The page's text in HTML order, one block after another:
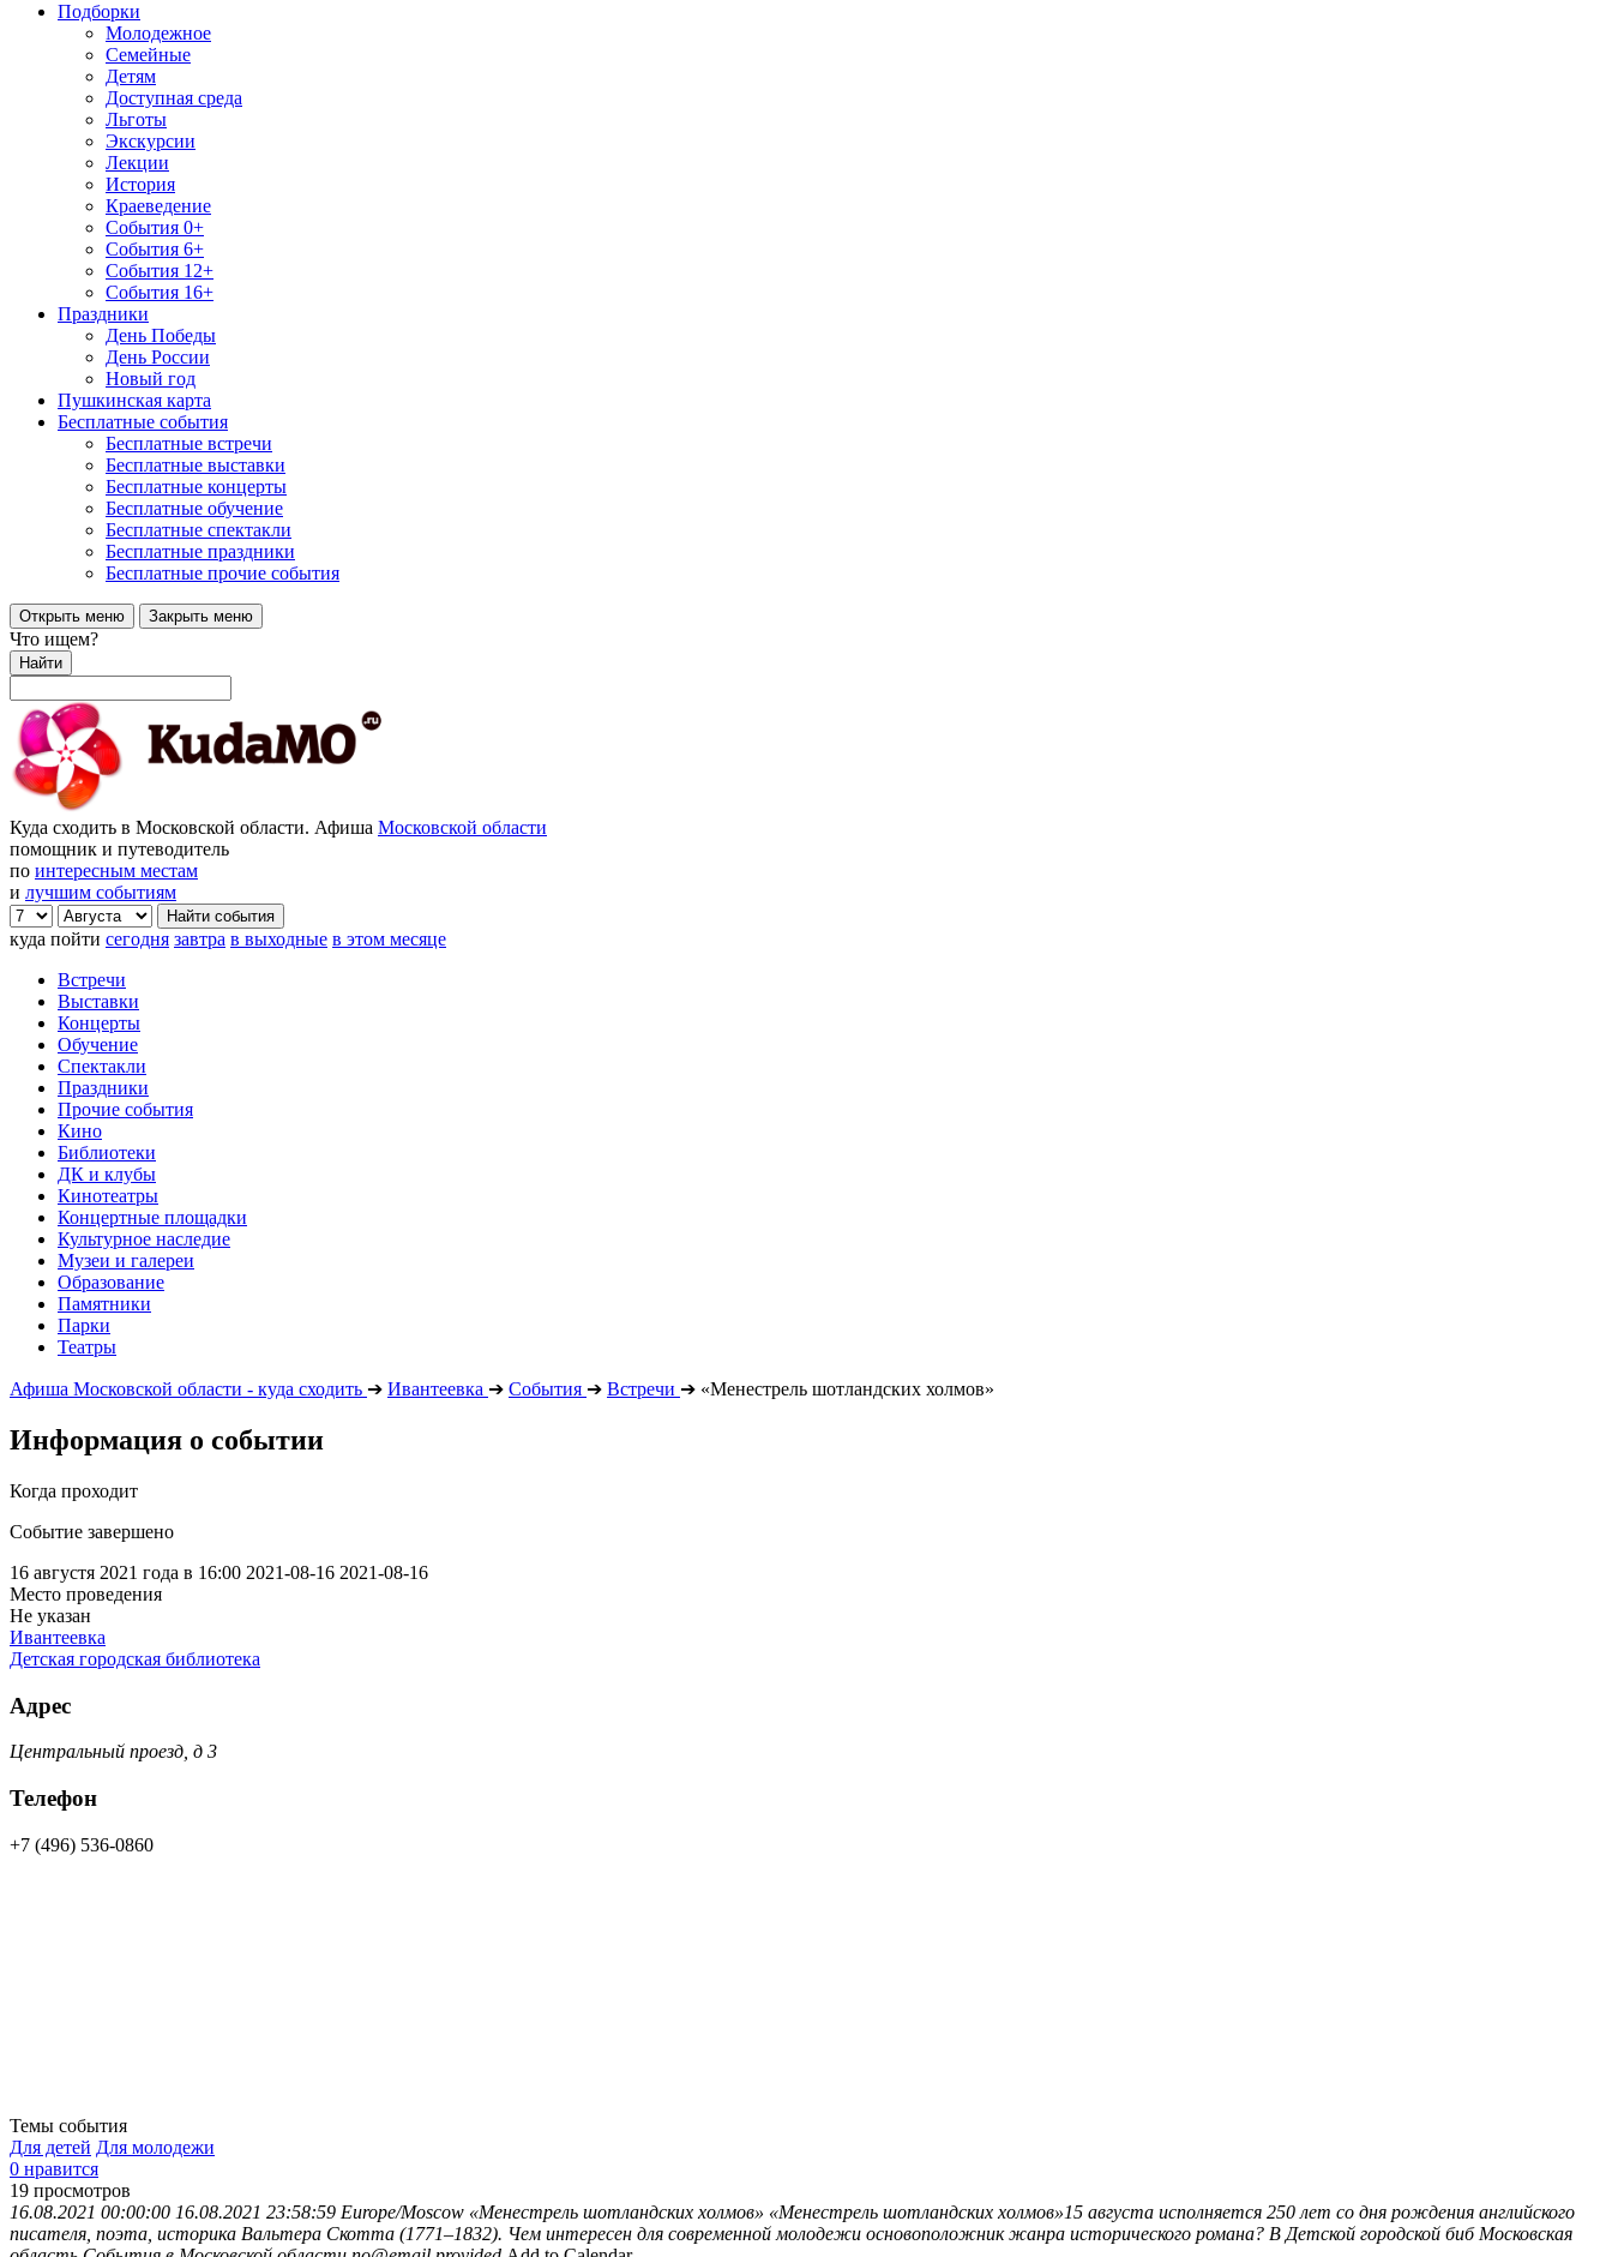
Подборки
Молодежное
Семейные
Детям
Доступная среда
Льготы
Экскурсии
Лекции
История
Краеведение
События 0+
События 6+
События 12+
События 16+
Праздники
День Победы
День России
Новый год
Пушкинская карта
Бесплатные события
Бесплатные встречи
Бесплатные выставки
Бесплатные концерты
Бесплатные обучение
Бесплатные спектакли
Бесплатные праздники
Бесплатные прочие события
Открыть меню Закрыть меню
Что ищем?
Найти
Куда сходить в Московской области. Афиша Московской области
помощник и путеводитель
по интересным местам
и лучшим событиям
куда пойти сегодня завтра в выходные в этом месяце
Встречи
Выставки
Концерты
Обучение
Спектакли
Праздники
Прочие события
Кино
Библиотеки
ДК и клубы
Кинотеатры
Концертные площадки
Культурное наследие
Музеи и галереи
Образование
Памятники
Парки
Театры
Афиша Московской области - куда сходить ➔ Ивантеевка ➔ События ➔ Встречи ➔ «Менестрель шотландских холмов»
Информация о событии
Когда проходит
Событие завершено
16 августя 2021 года в 16:00 2021-08-16 2021-08-16
Место проведения
Не указан
Ивантеевка
Детская городская библиотека
Адрес
Центральный проезд, д 3
Телефон
+7 (496) 536-0860
Темы события
Для детей Для молодежи
0 нравится
19 просмотров
16.08.2021 00:00:00 16.08.2021 23:58:59 Europe/Moscow «Менестрель шотландских холмов» «Менестрель шотландских холмов»15 августа исполняется 250 лет со дня рождения английского
писателя, поэта, историка Вальтера Скотта (1771–1832). Чем интересен для современной молодежи основоположник жанра исторического романа? В Детской городской биб Московская